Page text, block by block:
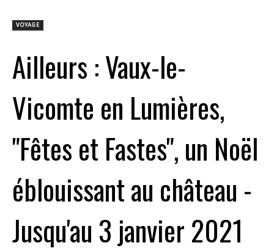
VOYAGE
Ailleurs : Vaux-le-
Vicomte en Lumières,
"Fêtes et Fastes", un Noël
éblouissant au château -
Jusqu'au 3 janvier 2021